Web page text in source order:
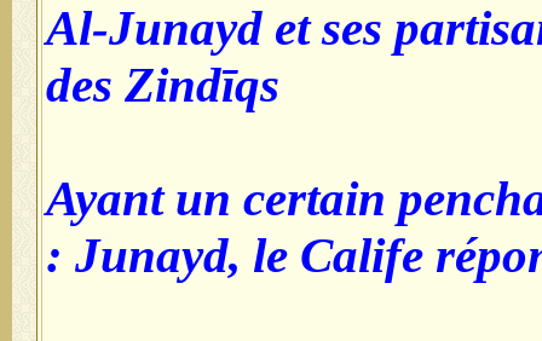
Al-Junayd et ses
des Zindīqs
Ayant un certain
Junayd, le Calife